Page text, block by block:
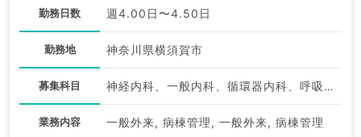
勤務日数 週4.00日〜4.50日
勤務地 神奈川県横須賀市
募集科目 神経内科、一般内科、循環器内科、呼吸器内科、消化器内科、内分泌・代謝内科、腎臓内科、老年内科、血液内科、膠原病科
業務内容 一般外来, 病棟管理, 一般外来, 病棟管理